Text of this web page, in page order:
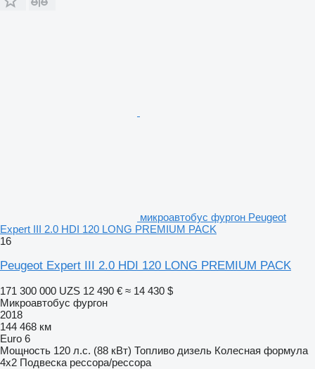
микроавтобус фургон Peugeot
Expert III 2.0 HDI 120 LONG PREMIUM PACK
16
Peugeot Expert III 2.0 HDI 120 LONG PREMIUM PACK
171 300 000 UZS 12 490 € ≈ 14 430 $
Микроавтобус фургон
2018
144 468 км
Euro 6
Мощность 120 л.с. (88 кВт) Топливо дизель Колесная формула
4x2 Подвеска рессора/рессора